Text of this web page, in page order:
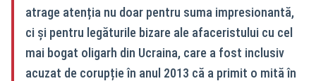
atrage atenția nu doar pentru suma impresionantă,
ci și pentru legăturile bizare ale afaceristului cu cel
mai bogat oligarh din Ucraina, care a fost inclusiv
acuzat de corupție în anul 2013 că a primit o mită în